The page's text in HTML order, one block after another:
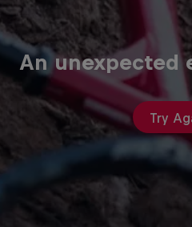
An unexpected
Try